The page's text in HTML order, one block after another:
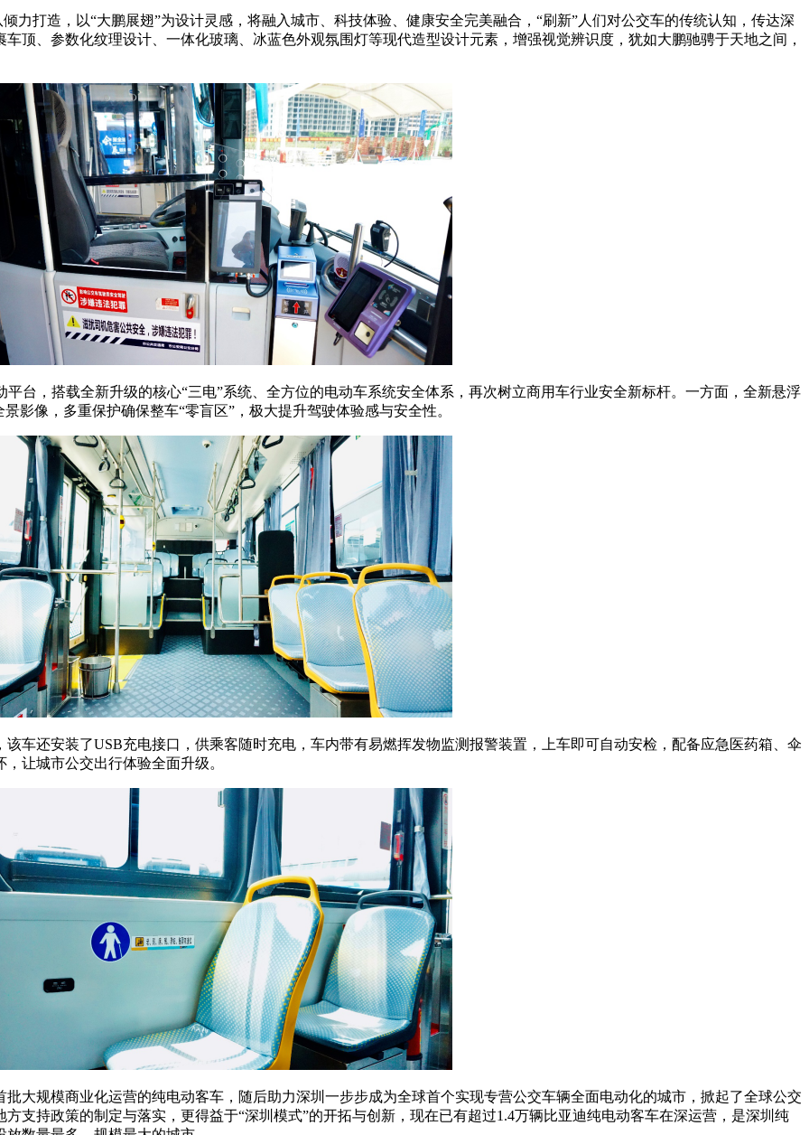
力打造，以“大鹏展翅”为设计灵感，将融入城市、科技体验、健康安全完美融合，“刷新”人们对公交车的传统认知，传达深
顶、参数化纹理设计、一体化玻璃、冰蓝色外观氛围灯等现代造型设计元素，增强视觉辨识度，犹如大鹏驰骋于天地之间，
平台，搭载全新升级的核心“三电”系统、全方位的电动车系统安全体系，再次树立商用车行业安全新标杆。一方面，全新悬浮
影像，多重保护确保整车“零盲区”，极大提升驾驶体验感与安全性。
车还安装了USB充电接口，供乘客随时充电，车内带有易燃挥发物监测报警装置，上车即可自动安检，配备应急医药箱、伞
让城市公交出行体验全面升级。
大规模商业化运营的纯电动客车，随后助力深圳一步步成为全球首个实现专营公交车辆全面电动化的城市，掀起了全球公交
支持政策的制定与落实，更得益于“深圳模式”的开拓与创新，现在已有超过1.4万辆比亚迪纯电动客车在深运营，是深圳纯